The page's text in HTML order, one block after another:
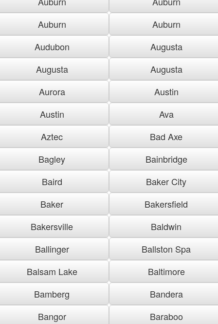
Auburn
Auburn
Audubon
Augusta
Augusta
Augusta
Aurora
Austin
Austin
Ava
Aztec
Bad Axe
Bagley
Bainbridge
Baird
Baker City
Baker
Bakersfield
Bakersville
Baldwin
Ballinger
Ballston Spa
Balsam Lake
Baltimore
Bamberg
Bandera
Bangor
Baraboo